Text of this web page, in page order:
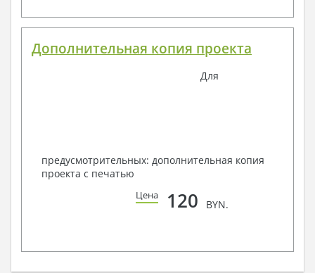
Дополнительная копия проекта
Для
предусмотрительных: дополнительная копия
проекта с печатью
Цена 120 BYN.